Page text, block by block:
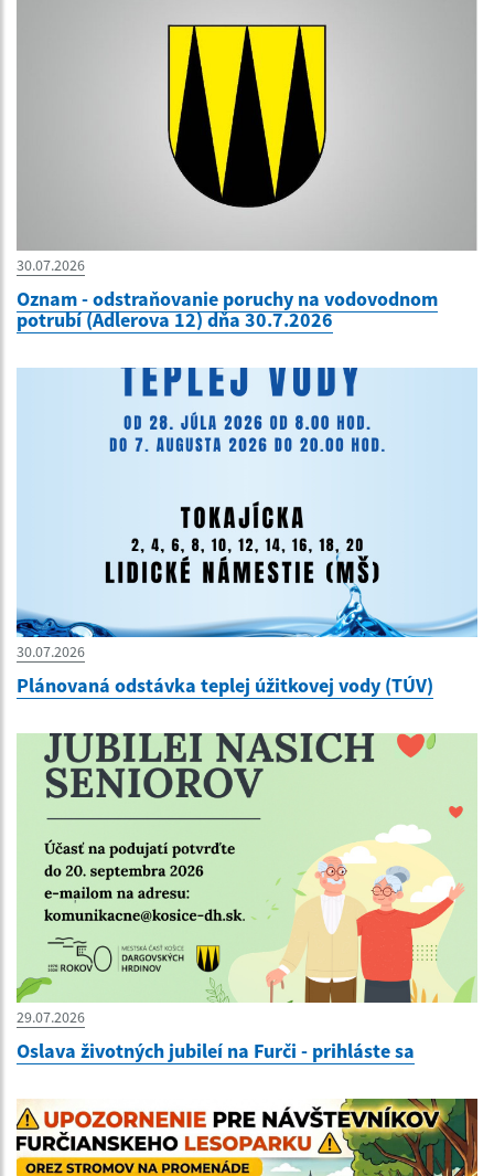
30.07.2026
Oznam - odstraňovanie poruchy na vodovodnom
potrubí (Adlerova 12) dňa 30.7.2026
30.07.2026
Plánovaná odstávka teplej úžitkovej vody (TÚV)
29.07.2026
Oslava životných jubileí na Furči - prihláste sa